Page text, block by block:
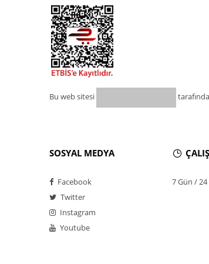
Bu web sitesi
SOSYAL MEDYA
Facebook
Twitter
Instagram
Youtube
7 Gün / 24